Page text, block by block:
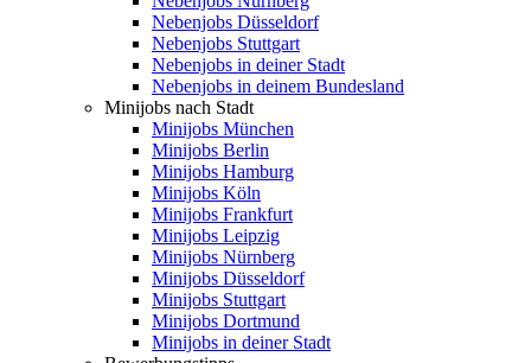
Nebenjobs Düsseldorf
Nebenjobs Stuttgart
Nebenjobs in deiner Stadt
Nebenjobs in deinem Bundesland
Minijobs nach Stadt
Minijobs München
Minijobs Berlin
Minijobs Hamburg
Minijobs Köln
Minijobs Frankfurt
Minijobs Leipzig
Minijobs Nürnberg
Minijobs Düsseldorf
Minijobs Stuttgart
Minijobs Dortmund
Minijobs in deiner Stadt